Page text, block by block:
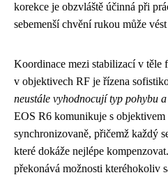
korekce je obzvláště účinná při
sebemenší chvění rukou může
Koordinace mezi stabilizací v těle
v objektivech RF je řízena
neustále vyhodnocují typ pohybu
EOS R6 komunikuje s objektivem
synchronizovaně, přičemž každý
které dokáže nejlépe
překonává možnosti kteréhokoliv